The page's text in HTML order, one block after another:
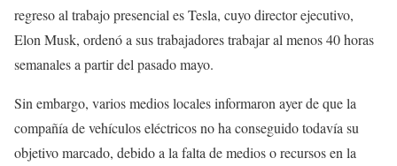
regreso al trabajo presencial es Tesla, cuyo director ejecutivo,
Elon Musk, ordenó a sus trabajadores trabajar al menos 40 horas
semanales a partir del pasado mayo.
Sin embargo, varios medios locales informaron ayer de que la
compañía de vehículos eléctricos no ha conseguido todavía su
objetivo marcado, debido a la falta de medios o recursos en la